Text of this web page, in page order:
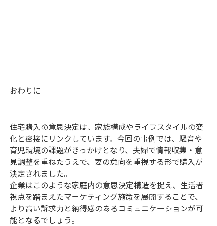
おわりに
住宅購入の意思決定は、家族構成やライフスタイルの変
化と密接にリンクしています。今回の事例では、騒音や
育児環境の課題がきっかけとなり、夫婦で情報収集・意
見調整を重ねたうえで、妻の意向を重視する形で購入が
決定されました。
企業はこのような家庭内の意思決定構造を捉え、生活者
視点を踏まえたマーケティング施策を展開することで、
より高い訴求力と納得感のあるコミュニケーションが可
能となるでしょう。